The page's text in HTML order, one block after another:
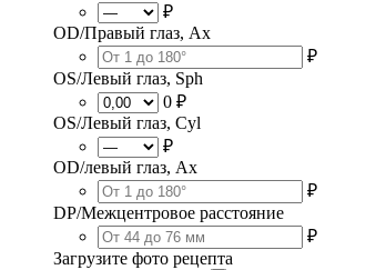
₽
OD/Правый глаз, Ax
₽
OS/Левый глаз, Sph
0 ₽
OS/Левый глаз, Cyl
₽
OD/левый глаз, Ax
₽
DP/Межцентровое расстояние
₽
Загрузите фото рецепта